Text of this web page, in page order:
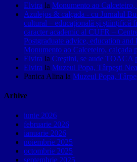
Elvira la Monumento ao Calceteiro,
Azulejos & calçada - cu Jurnalul
cultural – educațională și științifică
caracter academic al CUFR –
Postgraduate advice, education
Monumento ao Calceteiro, calçada
Elvira la Creştini, se aude TOACA
Elvira la Muzeul Popa, Târpeşti
Panica Alina la Muzeul Popa,
Arhive
iunie 2026
februarie 2026
ianuarie 2026
noiembrie 2025
octombrie 2025
septembrie 2025